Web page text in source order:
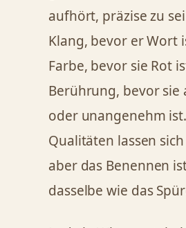
aufhört, präzise zu
Klang, bevor er Wort
Farbe, bevor sie Rot
Berührung, bevor sie
oder unangenehm
Qualitäten lassen
aber das Benennen
dasselbe wie das